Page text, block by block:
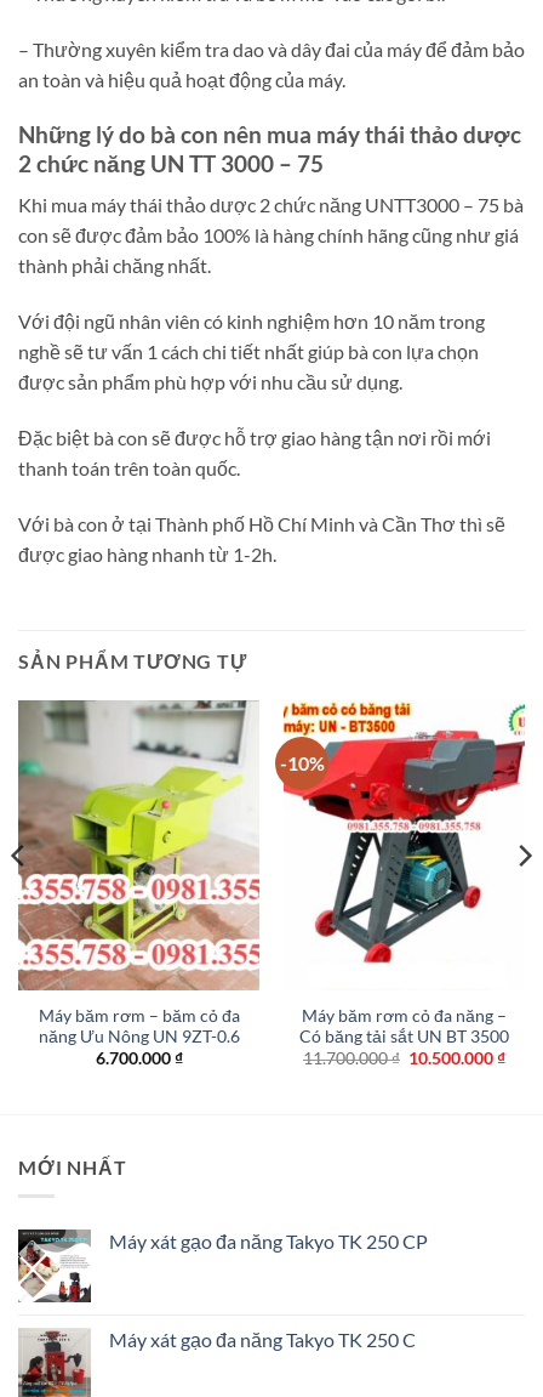
– Thường xuyên kiểm tra dao và dây đai của máy để đảm bảo
an toàn và hiệu quả hoạt động của máy.
Những lý do bà con nên mua máy thái thảo dược
2 chức năng UN TT 3000 – 75
Khi mua máy thái thảo dược 2 chức năng UNTT3000 – 75 bà
con sẽ được đảm bảo 100% là hàng chính hãng cũng như giá
thành phải chăng nhất.
Với đội ngũ nhân viên có kinh nghiệm hơn 10 năm trong
nghề sẽ tư vấn 1 cách chi tiết nhất giúp bà con lựa chọn
được sản phẩm phù hợp với nhu cầu sử dụng.
Đặc biệt bà con sẽ được hỗ trợ giao hàng tận nơi rồi mới
thanh toán trên toàn quốc.
Với bà con ở tại Thành phố Hồ Chí Minh và Cần Thơ thì sẽ
được giao hàng nhanh từ 1-2h.
SẢN PHẨM TƯƠNG TỰ
Máy băm rơm – băm cỏ đa
năng Ưu Nông UN 9ZT-0.6
6.700.000₫
-10%
Máy băm rơm cỏ đa năng –
Có băng tải sắt UN BT 3500
11.700.000₫ Giá
10.500.000₫Giá
MỚI NHẤT
Máy xát gạo đa năng Takyo TK 250 CP
Máy xát gạo đa năng Takyo TK 250 C